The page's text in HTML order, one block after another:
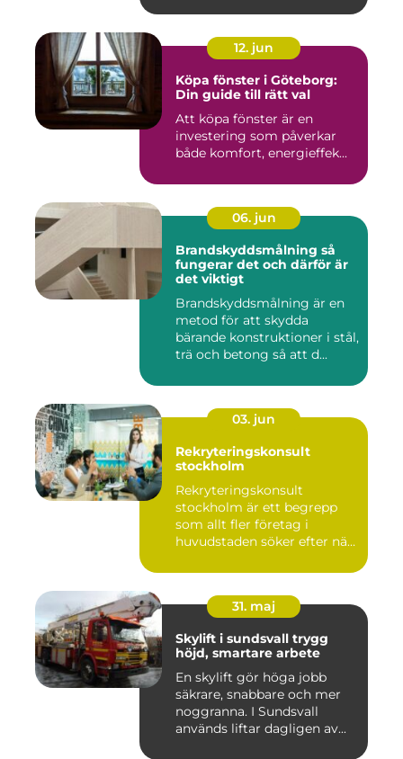
12. jun
Köpa fönster i Göteborg:
Din guide till rätt val
Att köpa fönster är en
investering som påverkar
både komfort, energieffek...
06. jun
Brandskyddsmålning så
fungerar det och därför är
det viktigt
Brandskyddsmålning är en
metod för att skydda
bärande konstruktioner i stål,
trä och betong så att d...
03. jun
Rekryteringskonsult
stockholm
Rekryteringskonsult
stockholm är ett begrepp
som allt fler företag i
huvudstaden söker efter när
31. maj
Skylift i sundsvall trygg
höjd, smartare arbete
En skylift gör höga jobb
säkrare, snabbare och mer
noggranna. I Sundsvall
används liftar dagligen av...